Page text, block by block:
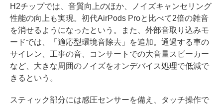
H2チップでは、音質向上のほか、ノイズキャンセリング
性能の向上も実現。初代AirPods Proと比べて2倍の雑音
を消せるようになったという。また、外部音取り込みモ
ードでは、「適応型環境音除去」を追加。通過する車の
サイレン、工事の音、コンサートでの大音量スピーカー
など、大きな周囲のノイズをオンデバイス処理で低減で
きるという。
スティック部分には感圧センサーを備え、タッチ操作で